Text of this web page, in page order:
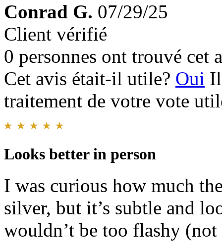
Conrad G. 07/29/25
Client vérifié
0 personnes ont trouvé cet
Cet avis était-il utile? Oui
traitement de votre vote
Looks better in person
I was curious how much
silver, but it’s subtle and
wouldn’t be too flashy (not